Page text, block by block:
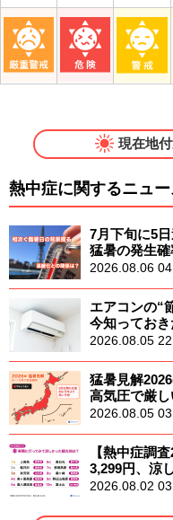
現在地
熱中症に関するニュー
7月下旬に5
猛暑の発生
2026.08.06
エアコンの
今知ってお
2026.08.05
猛暑見解
高気圧で厳
2026.08.05
【熱中症調
3,299円、涼
2026.08.02